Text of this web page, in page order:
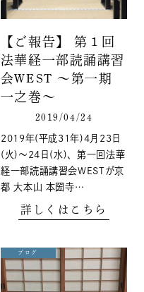
【ご報告】 第１回
法華経一部読誦講習
会WEST 〜第一期
一之巻〜
2019/04/24
2019年(平成31年)4月23日
(火)～24日(水)、第一回法華
経一部読誦講習会WESTが京
都 大本山 本圀寺…
詳しくはこちら
ブログ